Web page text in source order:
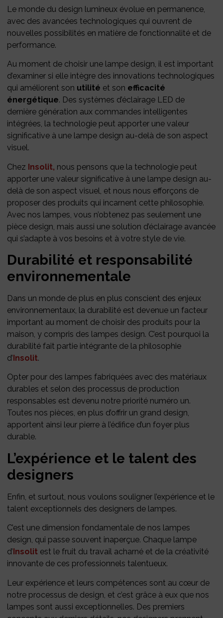
Le monde du design lumineux évolue en permanence,
avec des avancées technologiques qui ouvrent de
nouvelles possibilités en matière de fonctionnalité et de
performance.
Au moment de choisir une lampe design, il est important
d’examiner si elle intègre des innovations technologiques
qui améliorent son utilité et son efficacité
énergétique. Des systèmes d’éclairage LED de
dernière génération aux commandes intelligentes
intégrées, la technologie peut apporter une valeur
significative à une lampe design au-delà de son aspect
visuel.
Chez Insolit, nous pensons que la technologie peut
apporter une valeur significative à une lampe design au-
delà de son aspect visuel, et nous nous efforçons de
proposer des produits qui incarnent cette philosophie.
Avec nos lampes, vous n’obtenez pas seulement une
pièce design, mais aussi une solution d’éclairage avancée
qui s’adapte à vos besoins et à votre style de vie.
Durabilité et responsabilité
environnementale
Dans un monde de plus en plus conscient des enjeux
environnementaux, la durabilité est devenue un facteur
important au moment de choisir des produits pour la
maison, y compris des lampes design. C’est pourquoi la
durabilité fait partie intégrante de la philosophie
d’Insolit.
Opter pour des lampes fabriquées avec des matériaux
durables et selon des processus de production
responsables est devenu notre priorité numéro un.
Toutes nos pièces, en plus d’offrir un grand design,
apportent ainsi leur pierre à l’édifice d’un foyer plus
durable.
L’expérience et le talent des
designers
Enfin, et surtout, nous voulons souligner l’expérience et le
talent exceptionnels des designers de lampes.
C’est une dimension fondamentale de nos lampes
design, qui passe souvent inaperçue. Chaque lampe
d’Insolit est le fruit du travail acharné et de la créativité
innovante de ces professionnels talentueux.
Leur expérience et leurs compétences sont au cœur de
notre processus de design, et c’est grâce à eux que nos
lampes sont aussi exceptionnelles. Des premiers